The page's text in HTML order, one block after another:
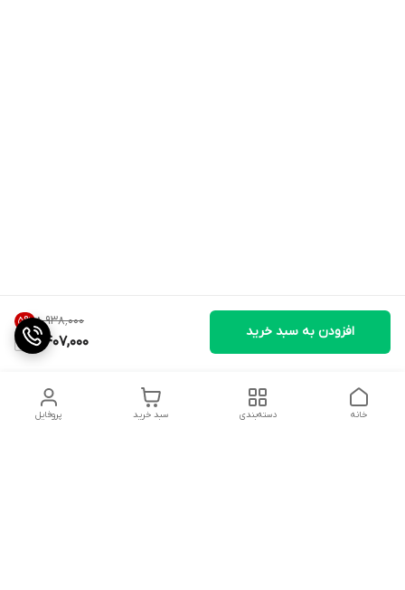
۸٬۹۳۸٬۰۰۰ 5%
8,407,000
افزودن به سبد خرید
پروفایل سبد خرید دسته‌بندی خانه